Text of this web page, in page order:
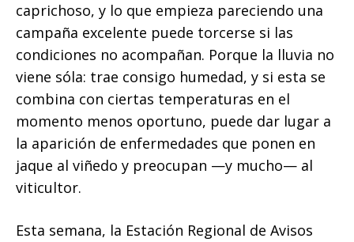
caprichoso, y lo que empieza pareciendo una
campaña excelente puede torcerse si las
condiciones no acompañan. Porque la lluvia no
viene sóla: trae consigo humedad, y si esta se
combina con ciertas temperaturas en el
momento menos oportuno, puede dar lugar a
la aparición de enfermedades que ponen en
jaque al viñedo y preocupan —y mucho— al
viticultor.
Esta semana, la Estación Regional de Avisos